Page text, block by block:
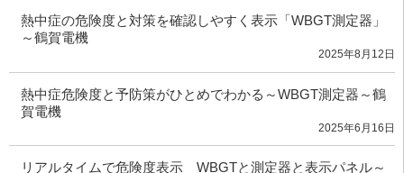
熱中症の危険度と対策を確認しやすく表示「WBGT測定器」
～鶴賀電機
2025年8月12日
熱中症危険度と予防策がひとめでわかる～WBGT測定器～鶴
賀電機
2025年6月16日
リアルタイムで危険度表示 WBGTと測定器と表示パネル～